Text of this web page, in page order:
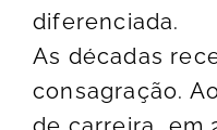
diferenciada.
As décadas
consagração.